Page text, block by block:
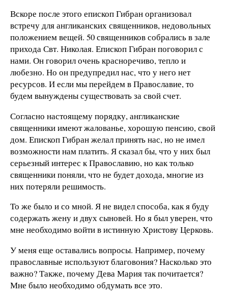
Вскоре после этого епископ Гибран организовал
встречу для англиканских священников, недовольных
положением вещей. 50 священников собрались в зале
прихода Свт. Николая. Епископ Гибран поговорил с
нами. Он говорил очень красноречиво, тепло и
любезно. Но он предупредил нас, что у него нет
ресурсов. И если мы перейдем в Православие, то
будем вынуждены существовать за свой счет.
Согласно настоящему порядку, англиканские
священники имеют жалованье, хорошую пенсию, свой
дом. Епископ Гибран желал принять нас, но не имел
возможности нам платить. Я сказал бы, что у них был
серьезный интерес к Православию, но как только
священники поняли, что не будет дохода, многие из
них потеряли решимость.
То же было и со мной. Я не видел способа, как я буду
содержать жену и двух сыновей. Но я был уверен, что
мне необходимо войти в истинную Христову Церковь.
У меня еще оставались вопросы. Например, почему
православные используют благовония? Насколько это
важно? Также, почему Дева Мария так почитается?
Мне было необходимо обдумать все это.